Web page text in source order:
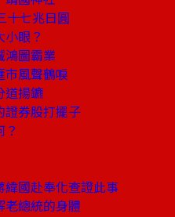
十七兆日圓
眼？
鴻圖霸業
市風聲鶴唳
道揚鑣
證券股打擺子
緯國赴奉化查證此事
老總統的身體